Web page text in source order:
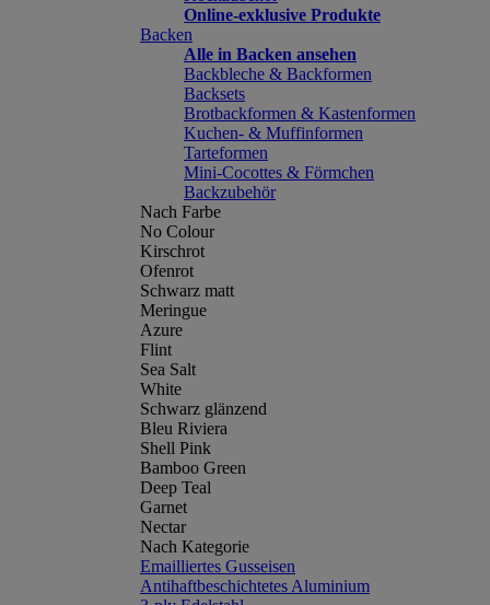
Online-exklusive Produkte
Backen
Alle in Backen ansehen
Backbleche & Backformen
Backsets
Brotbackformen & Kastenformen
Kuchen- & Muffinformen
Tarteformen
Mini-Cocottes & Förmchen
Backzubehör
Nach Farbe
No Colour
Kirschrot
Ofenrot
Schwarz matt
Meringue
Azure
Flint
Sea Salt
White
Schwarz glänzend
Bleu Riviera
Shell Pink
Bamboo Green
Deep Teal
Garnet
Nectar
Nach Kategorie
Emailliertes Gusseisen
Antihaftbeschichtetes Aluminium